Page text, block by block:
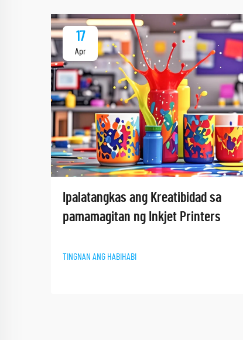
17
Apr
Ipalatangkas ang Kreatibidad sa
pamamagitan ng Inkjet Printers​
TINGNAN ANG HABIHABI